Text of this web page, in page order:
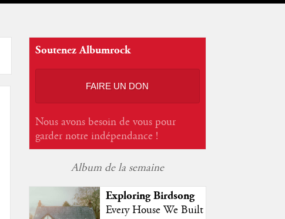
Soutenez Albumrock
FAIRE UN DON
Nous avons besoin de vous pour
garder notre indépendance !
Album de la semaine
Exploring Birdsong
Every House We Built